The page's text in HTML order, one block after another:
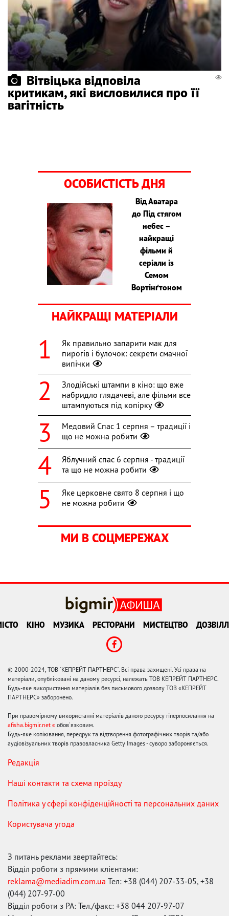
Вітвіцька відповіла
критикам, які висловилися про її
вагітність
ОСОБИСТІСТЬ ДНЯ
Від Аватара
до Під стягом
небес –
найкращі
фільми й
серіали із
Семом
Вортінґтоном
НАЙКРАЩІ МАТЕРІАЛИ
Як правильно запарити мак для
пирогів і булочок: секрети смачної
випічки
Злодійські штампи в кіно: що вже
набридло глядачеві, але фільми все
штампуються під копірку
Медовий Спас 1 серпня – традиції і
що не можна робити
Яблучний спас 6 серпня - традиції
та що не можна робити
Яке церковне свято 8 серпня і що
не можна робити
МИ В СОЦМЕРЕЖАХ
КІНО МУЗИКА РЕСТОРАНИ МИСТЕЦТВО
© 2000-2024, ТОВ "КЕПРЕЙТ ПАРТНЕРС". Всі права захищені. Усі права на
матеріали, опубліковані на даному ресурсі, належать ТОВ КЕПРЕЙТ ПАРТНЕРС.
Будь-яке використання матеріалів без письмового дозволу ТОВ «КЕПРЕЙТ
ПАРТНЕРС» заборонено.
При правомірному використанні матеріалів даного ресурсу гіперпосилання на
afisha.bigmir.net є обов'язковим.
Будь-яке копіювання, передрук та відтворення фотографічних творів та/або
аудіовізуальних творів правовласника Getty Images - суворо забороняється.
Редакція
Наші контакти та схема проїзду
Політика у сфері конфіденційності та персональних даних
Користувача угода
З питань реклами звертайтесь:
Відділ роботи з прямими клієнтами:
reklama@mediadim.com.ua Тел: +38 (044) 207-33-05, +38
(044) 207-97-00
Відділ роботи з РА: Тел./факс: +38 044 207-97-07